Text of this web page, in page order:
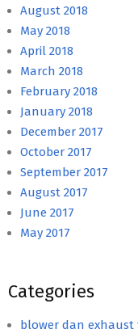
August 2018
May 2018
April 2018
March 2018
February 2018
January 2018
December 2017
October 2017
September 2017
August 2017
June 2017
May 2017
Categories
blower dan exhaust